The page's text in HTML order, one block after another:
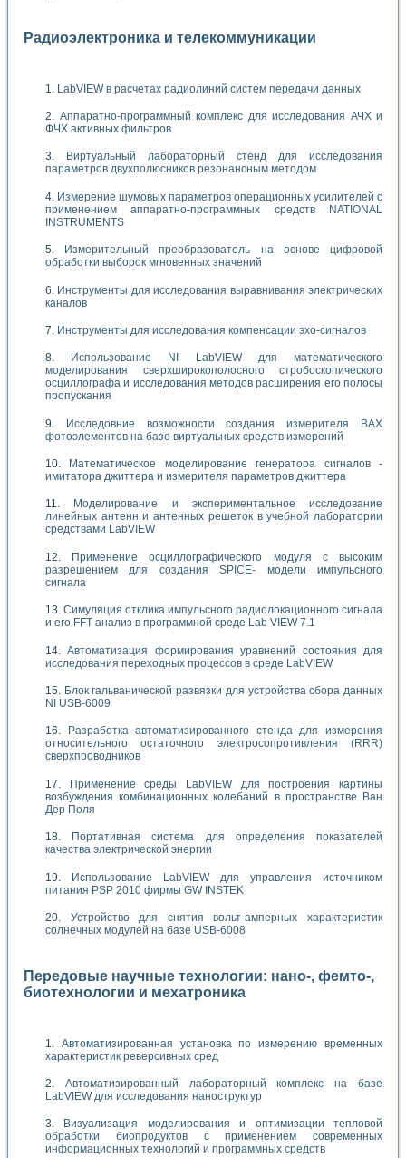
Радиоэлектроника и телекоммуникации
LabVIEW в расчетах радиолиний систем передачи данных
Аппаратно-программный комплекс для исследования АЧХ и
ФЧХ активных фильтров
Виртуальный лабораторный стенд для исследования
параметров двухполюсников резонансным методом
Измерение шумовых параметров операционных усилителей с
применением аппаратно-программных средств NATIONAL
INSTRUMENTS
Измерительный преобразователь на основе цифровой
обработки выборок мгновенных значений
Инструменты для исследования выравнивания электрических
каналов
Инструменты для исследования компенсации эхо-сигналов
Использование NI LabVIEW для математического
моделирования сверхширокополосного стробоскопического
осциллографа и исследования методов расширения его полосы
пропускания
Исследовние возможности создания измерителя ВАХ
фотоэлементов на базе виртуальных средств измерений
Математическое моделирование генератора сигналов -
имитатора джиттера и измерителя параметров джиттера
Моделирование и экспериментальное исследование
линейных антенн и антенных решеток в учебной лаборатории
средствами LabVIEW
Применение осциллографического модуля с высоким
разрешением для создания SPICE- модели импульсного
сигнала
Симуляция отклика импульсного радиолокационного сигнала
и его FFT анализ в программной среде Lab VIEW 7.1
Автоматизация формирования уравнений состояния для
исследования переходных процессов в среде LabVIEW
Блок гальванической развязки для устройства сбора данных
NI USB-6009
Разработка автоматизированного стенда для измерения
относительного остаточного электросопротивления (RRR)
сверхпроводников
Применение среды LabVIEW для построения картины
возбуждения комбинационных колебаний в пространстве Ван
Дер Поля
Портативная система для определения показателей
качества электрической энергии
Использование LabVIEW для управления источником
питания PSP 2010 фирмы GW INSTEK
Устройство для снятия вольт-амперных характеристик
солнечных модулей на базе USB-6008
Передовые научные технологии: нано-, фемто-,
биотехнологии и мехатроника
Автоматизированная установка по измерению временных
характеристик реверсивных сред
Автоматизированный лабораторный комплекс на базе
LabVIEW для исследования наноструктур
Визуализация моделирования и оптимизации тепловой
обработки биопродуктов с применением современных
информационных технологий и программных средств